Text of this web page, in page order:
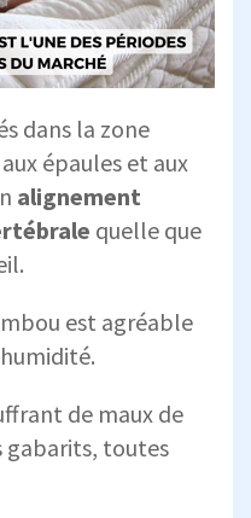
dans la zone
épaules et aux
alignement
quelle que
est agréable
de maux de
gabarits, toutes